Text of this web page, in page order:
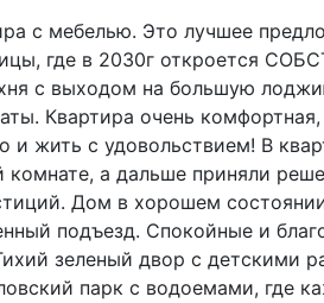
с мебелью. Это лучшее
где в 2030г откроется
с выходом на большую
Квартира очень
жить с удовольствием! В
а дальше приняли
Дом в хорошем
подъезд. Спокойные и
зеленый двор с детскими
парк с водоемами, где